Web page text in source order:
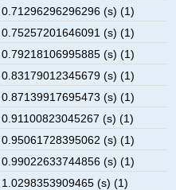
0.71296296296296 (s) (1)
0.75257201646091 (s) (1)
0.79218106995885 (s) (1)
0.83179012345679 (s) (1)
0.87139917695473 (s) (1)
0.91100823045267 (s) (1)
0.95061728395062 (s) (1)
0.99022633744856 (s) (1)
1.0298353909465 (s) (1)